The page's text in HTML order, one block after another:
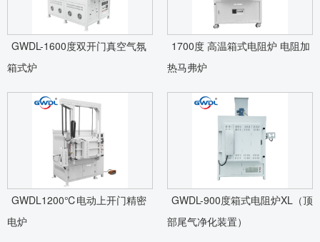
GWDL-1600度双开门真空气氛
箱式炉
1700度 高温箱式电阻炉 电阻加
热马弗炉
GWDL1200℃电动上开门精密
电炉
GWDL-900度箱式电阻炉XL（顶
部尾气净化装置）